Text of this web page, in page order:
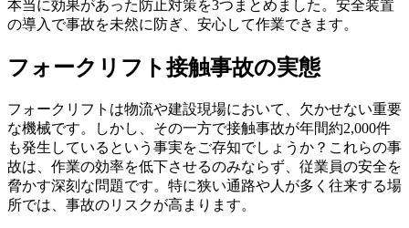
本当に効果があった防止対策を3つまとめました。安全装置
の導入で事故を未然に防ぎ、安心して作業できます。
フォークリフト接触事故の実態
フォークリフトは物流や建設現場において、欠かせない重要
な機械です。しかし、その一方で接触事故が年間約2,000件
も発生しているという事実をご存知でしょうか？これらの事
故は、作業の効率を低下させるのみならず、従業員の安全を
脅かす深刻な問題です。特に狭い通路や人が多く往来する場
所では、事故のリスクが高まります。